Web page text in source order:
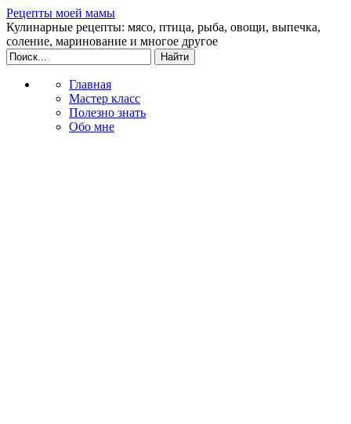
Рецепты моей мамы
Кулинарные рецепты: мясо, птица, рыба, овощи, выпечка,
соление, маринование и многое другое
Главная
Мастер класс
Полезно знать
Обо мне